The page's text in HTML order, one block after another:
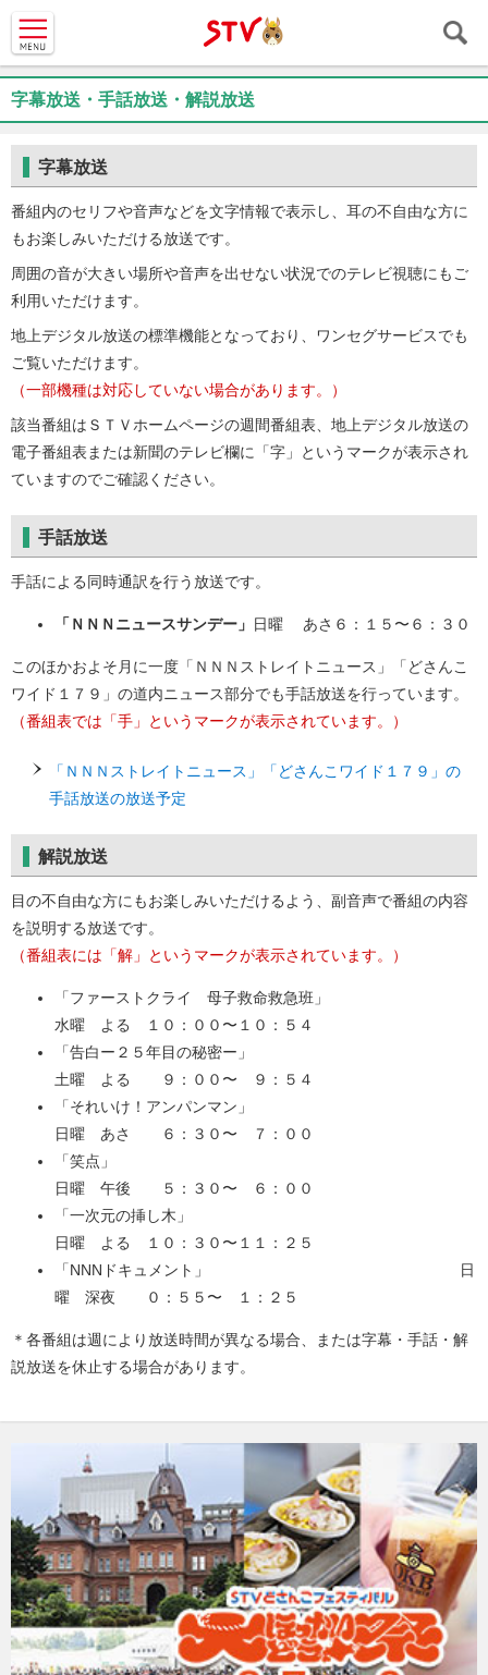
ＳＴＶ札
幌テレビ
字幕放送・手話放送・解説放送
字幕放送
番組内のセリフや音声などを文字情報で表示し、耳の不自由な方に
もお楽しみいただける放送です。
周囲の音が大きい場所や音声を出せない状況でのテレビ視聴にもご
利用いただけます。
地上デジタル放送の標準機能となっており、ワンセグサービスでも
ご覧いただけます。
（一部機種は対応していない場合があります。）
該当番組はＳＴＶホームページの週間番組表、地上デジタル放送の
電子番組表または新聞のテレビ欄に「字」というマークが表示され
ていますのでご確認ください。
手話放送
手話による同時通訳を行う放送です。
「ＮＮＮニュースサンデー」 日曜 あさ６：１５〜６：３０
このほかおよそ月に一度「ＮＮＮストレイトニュース」「どさんこ
ワイド１７９」の道内ニュース部分でも手話放送を行っています。
（番組表では「手」というマークが表示されています。）
「ＮＮＮストレイトニュース」「どさんこワイド１７９」の
手話放送の放送予定
解説放送
目の不自由な方にもお楽しみいただけるよう、副音声で番組の内容
を説明する放送です。
（番組表には「解」というマークが表示されています。）
「ファーストクライ 母子救命救急班」
水曜 よる １０：００〜１０：５４
「告白ー２５年目の秘密ー」
土曜 よる ９：００〜 ９：５４
「それいけ！アンパンマン」
日曜 あさ ６：３０〜 ７：００
「笑点」
日曜 午後 ５：３０〜 ６：００
「一次元の挿し木」
日曜 よる １０：３０〜１１：２５
「NNNドキュメント」 日
曜 深夜 ０：５５〜 １：２５
＊各番組は週により放送時間が異なる場合、または字幕・手話・解
説放送を休止する場合があります。